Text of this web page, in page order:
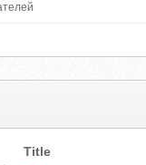
Title